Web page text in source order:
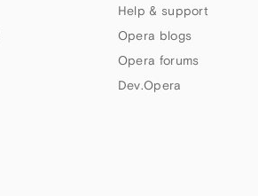
Help & support
Opera blogs
Opera forums
Dev.Opera